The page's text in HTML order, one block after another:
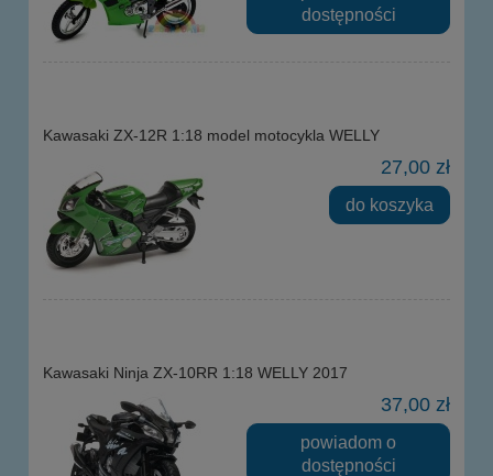
dostępności
Kawasaki ZX-12R 1:18 model motocykla WELLY
27,00 zł
do koszyka
Kawasaki Ninja ZX-10RR 1:18 WELLY 2017
37,00 zł
powiadom o
dostępności